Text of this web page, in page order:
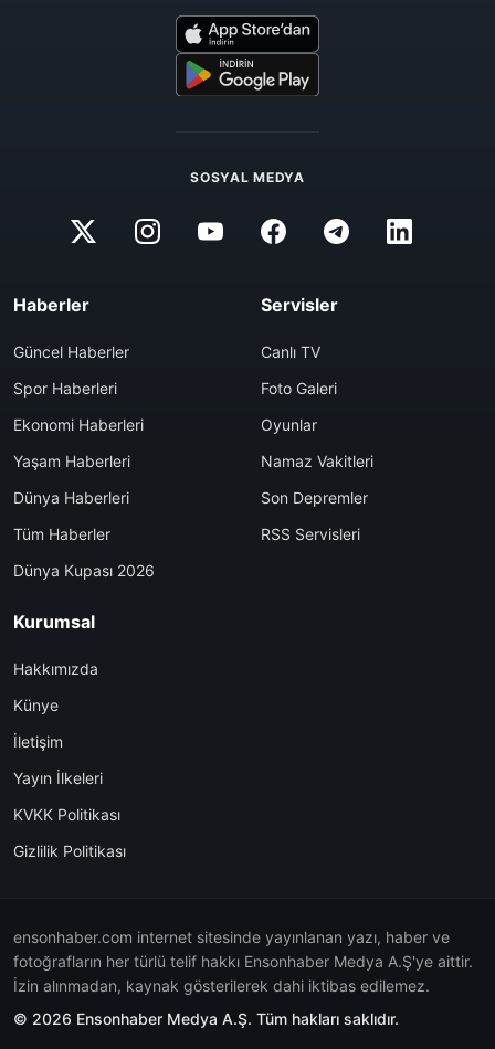
SOSYAL MEDYA
Haberler
Güncel Haberler
Spor Haberleri
Ekonomi Haberleri
Yaşam Haberleri
Dünya Haberleri
Tüm Haberler
Dünya Kupası 2026
Servisler
Canlı TV
Foto Galeri
Oyunlar
Namaz Vakitleri
Son Depremler
RSS Servisleri
Kurumsal
Hakkımızda
Künye
İletişim
Yayın İlkeleri
KVKK Politikası
Gizlilik Politikası
ensonhaber.com internet sitesinde yayınlanan yazı, haber ve
fotoğrafların her türlü telif hakkı Ensonhaber Medya A.Ş'ye aittir.
İzin alınmadan, kaynak gösterilerek dahi iktibas edilemez.
© 2026 Ensonhaber Medya A.Ş. Tüm hakları saklıdır.